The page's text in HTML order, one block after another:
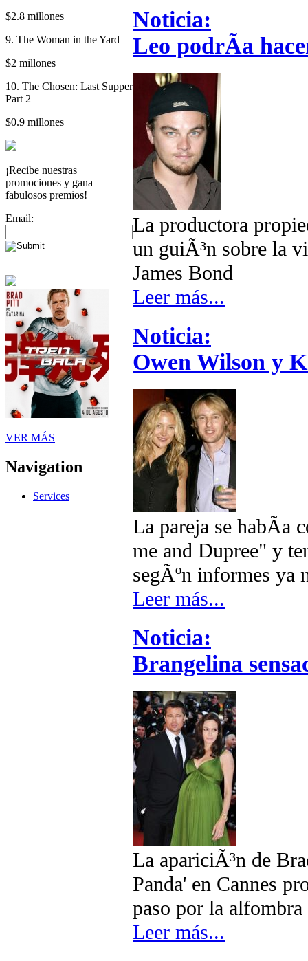
$2.8 millones
9. The Woman in the Yard
$2 millones
10. The Chosen: Last Supper
Part 2
$0.9 millones
¡Recibe nuestras
promociones y gana
fabulosos premios!
Email:
VER MÁS
Navigation
Services
Noticia:
Leo podrÃ­a
La productora
un guiÃ³n sobre la
James Bond
Leer más...
Noticia:
Owen Wilson y
La pareja se habÃ­a
me and Dupree" y
segÃºn informes ya
Leer más...
Noticia:
Brangelina
La apariciÃ³n de
Panda' en Cannes
paso por la
Leer más...